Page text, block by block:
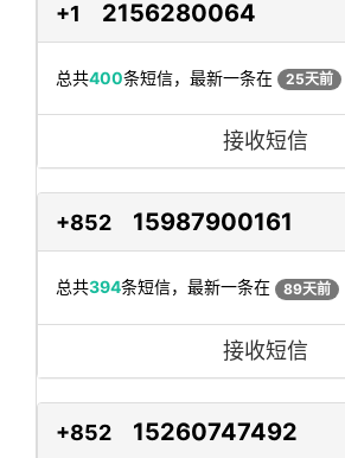
+1 2156280064
总共400条短信，最新一条在 25天前
接收短信
+852 15987900161
总共394条短信，最新一条在 89天前
接收短信
+852 15260747492